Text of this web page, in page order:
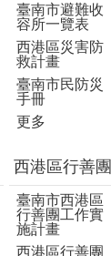
臺南市避難收
容所一覽表
西港區災害防
救計畫
臺南市民防災
手冊
更多
西港區行善團
臺南市西港區
行善團工作實
施計畫
西港區行善團